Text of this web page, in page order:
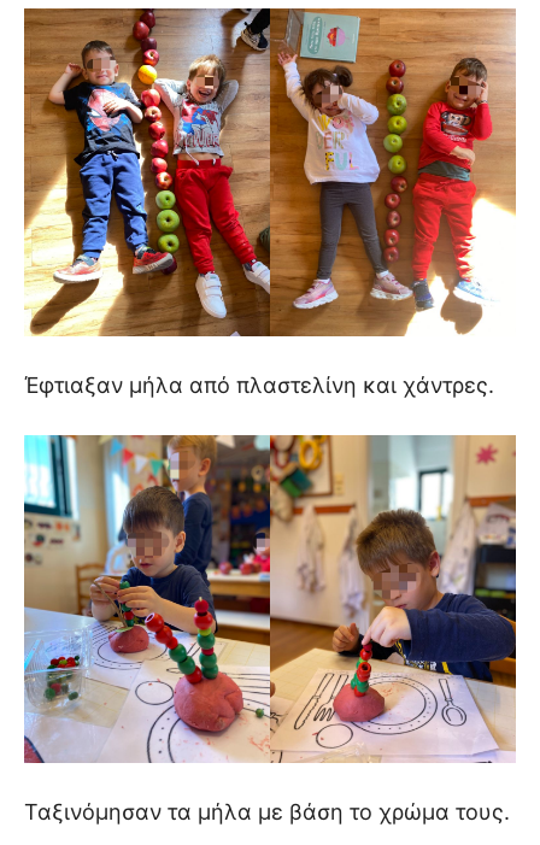
Έφτιαξαν μήλα από πλαστελίνη και χάντρες.
Ταξινόμησαν τα μήλα με βάση το χρώμα τους.